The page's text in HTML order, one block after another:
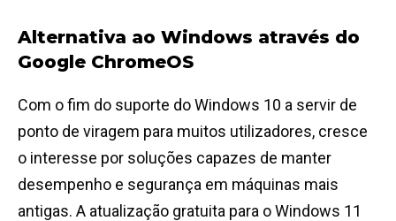
Alternativa ao Windows através do
Google ChromeOS
Com o fim do suporte do Windows 10 a servir de
ponto de viragem para muitos utilizadores, cresce
o interesse por soluções capazes de manter
desempenho e segurança em máquinas mais
antigas. A atualização gratuita para o Windows 11